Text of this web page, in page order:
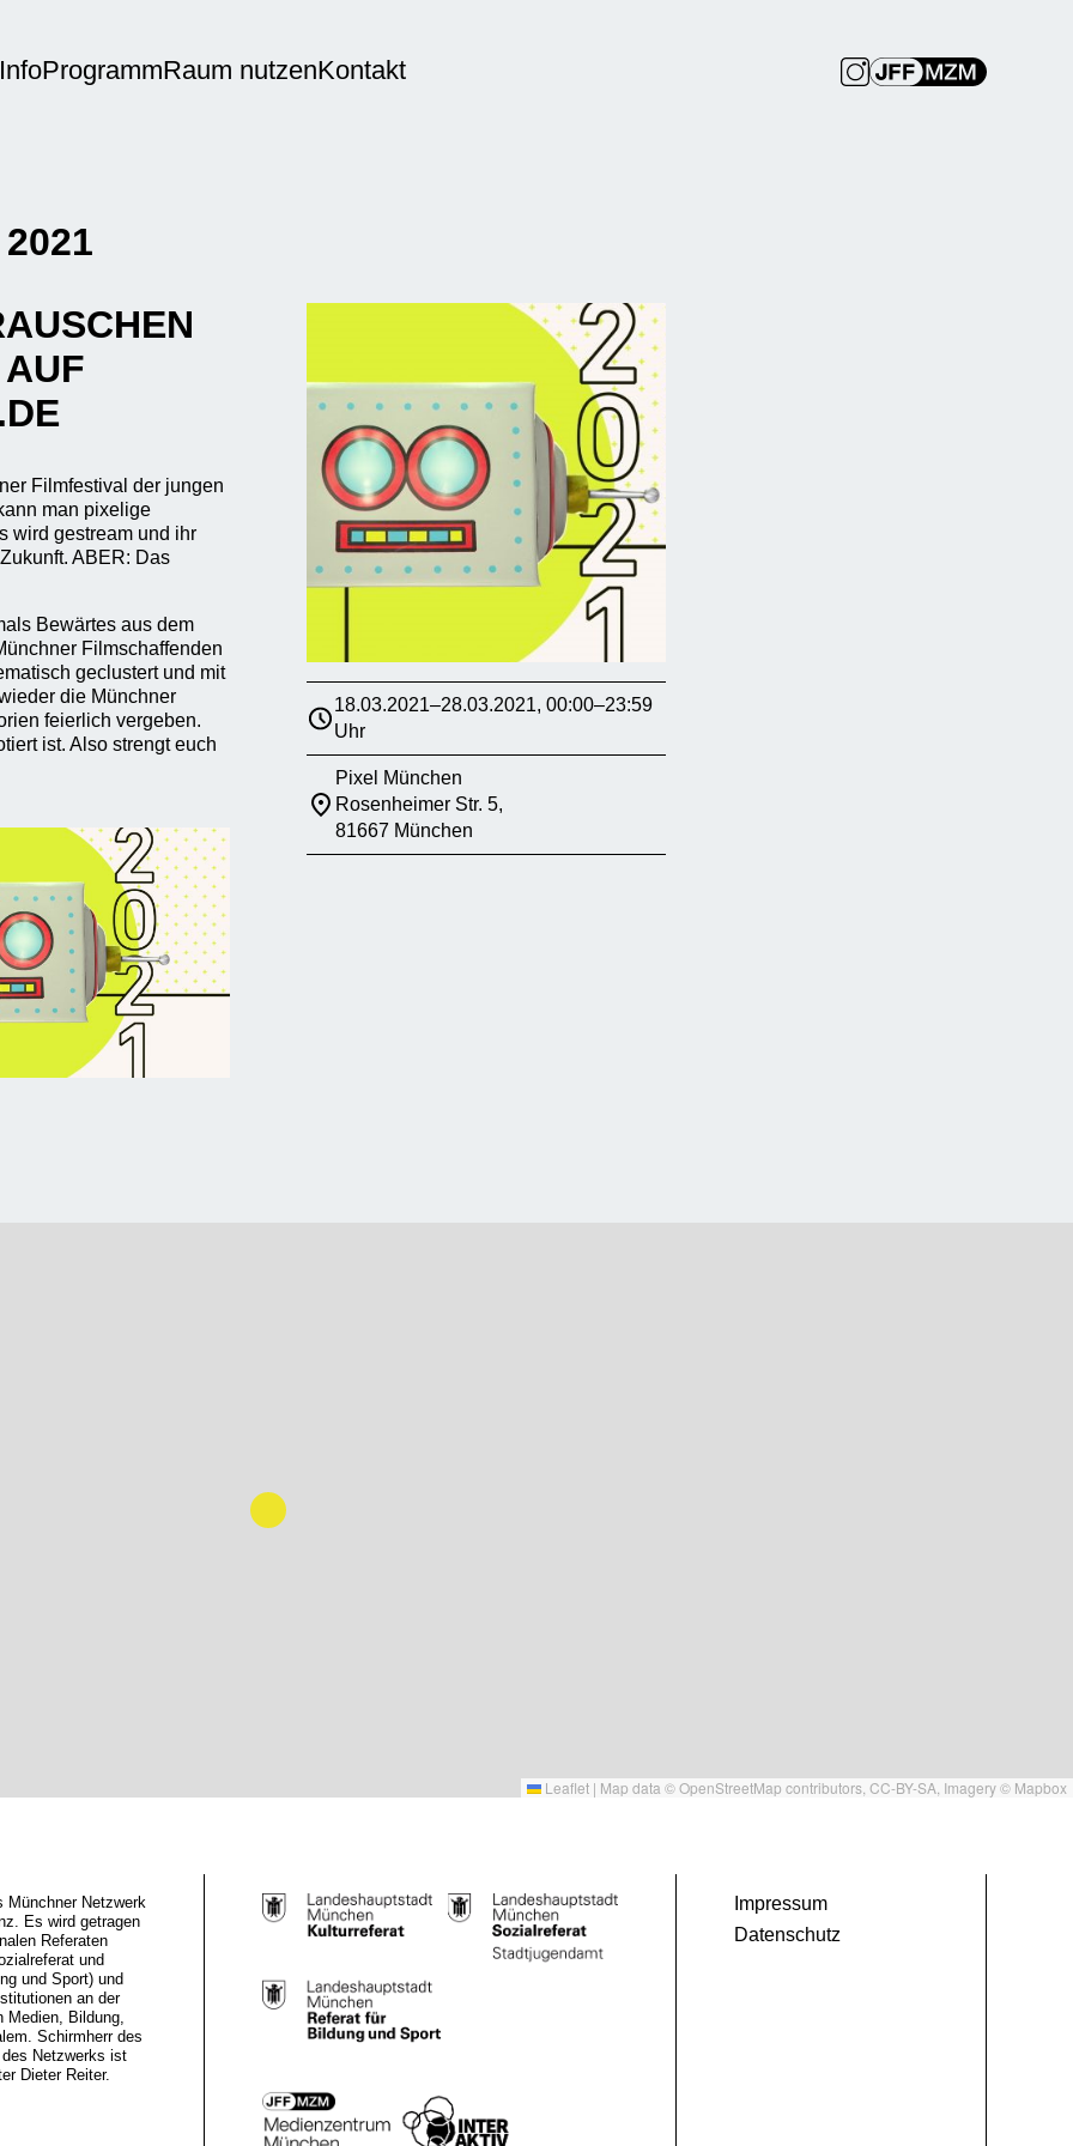
InfoProgrammRaum nutzenKontakt
Filmfestival der jungen
man pixelige
wird gestream und ihr
ABER: Das
Bewärtes aus dem
Filmschaffenden
geclustert und mit
die Münchner
feierlich vergeben.
ist. Also strengt euch
18.03.2021–28.03.2021, 00:00–23:59
Uhr
Pixel München
Rosenheimer Str. 5,
81667 München
Leaflet | Map data ©OpenStreetMap contributors, CC-BY-SA , Imagery © Mapbox
Netzwerk
Es wird getragen
Referaten
und
und Sport) und
an der
Medien, Bildung,
Schirmherr des
Netzwerks ist
Dieter Reiter.
Impressum
Datenschutz